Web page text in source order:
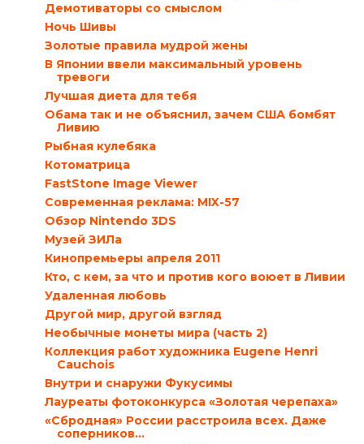
Демотиваторы со смыслом
Ночь Шивы
Золотые правила мудрой жены
В Японии ввели максимальный уровень
тревоги
Лучшая диета для тебя
Обама так и не объяснил, зачем США бомбят
Ливию
Рыбная кулебяка
Котоматрица
FastStone Image Viewer
Современная реклама: MIX-57
Обзор Nintendo 3DS
Музей ЗИЛа
Кинопремьеры апреля 2011
Кто, с кем, за что и против кого воюет в Ливии
Удаленная любовь
Другой мир, другой взгляд
Необычные монеты мира (часть 2)
Коллекция работ художника Eugene Henri
Cauchois
Внутри и снаружи Фукусимы
Лауреаты фотоконкурса «Золотая черепаха»
«Сбродная» России расстроила всех. Даже
соперников…